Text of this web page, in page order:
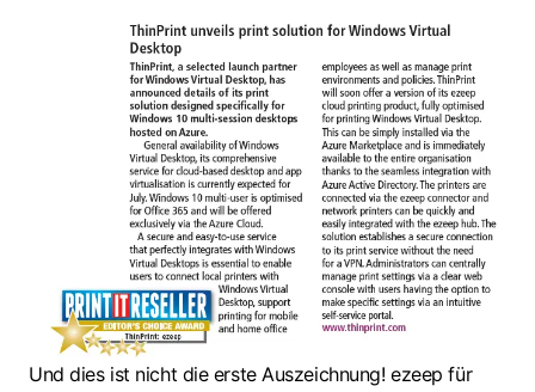
Und dies ist nicht die erste Auszeichnung! ezeep für